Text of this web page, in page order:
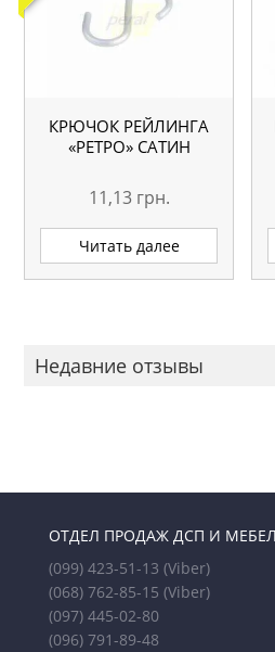
КРЮЧОК РЕЙЛИНГА
«РЕТРО» САТИН
11,13 грн.
Читать далее
Недавние отзывы
ОТДЕЛ ПРОДАЖ ДСП И
(099) 423-51-13 (Viber)
(068) 762-85-15 (Viber)
(097) 445-02-80
(096) 791-89-48